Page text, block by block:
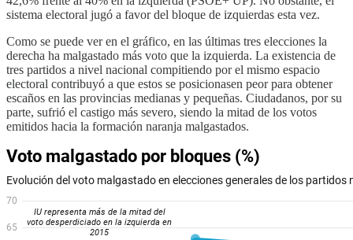
sistema electoral jugó a favor del bloque de izquierdas esta vez.
Como se puede ver en el gráfico, en las últimas tres elecciones la
derecha ha malgastado más voto que la izquierda. La existencia de
tres partidos a nivel nacional compitiendo por el mismo espacio
electoral contribuyó a que estos se posicionasen peor para obtener
escaños en las provincias medianas y pequeñas. Ciudadanos, por su
parte, sufrió el castigo más severo, siendo la mitad de los votos
emitidos hacia la formación naranja malgastados.